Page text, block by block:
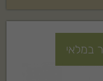
במלאי